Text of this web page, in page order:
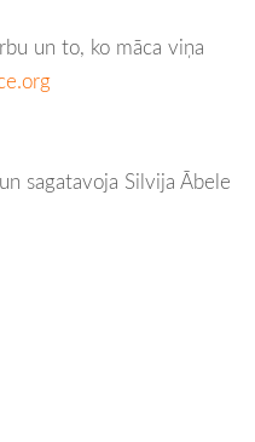
un to, ko māca viņa
sagatavoja Silvija Ābele